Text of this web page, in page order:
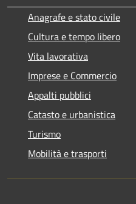
Anagrafe e stato civile
Cultura e tempo libero
Vita lavorativa
Imprese e Commercio
Appalti pubblici
Catasto e urbanistica
Turismo
Mobilità e trasporti